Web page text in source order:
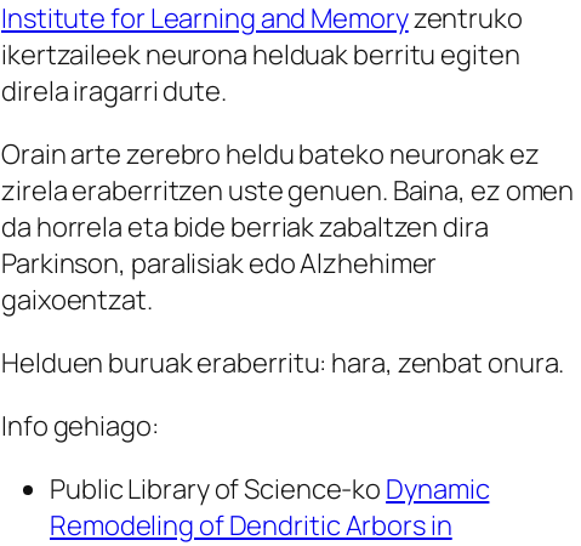
Institute for Learning and Memoryzentruko
ikertzaileek neurona helduak berritu egiten
direla iragarri dute.
Orain arte zerebro heldu bateko neuronak ez
zirela eraberritzen uste genuen. Baina, ez omen
da horrela eta bide berriak zabaltzen dira
Parkinson, paralisiak edo Alzhehimer
gaixoentzat.
Helduen buruak eraberritu: hara, zenbat onura.
Info gehiago:
Public Library of Science-ko Dynamic
Remodeling of Dendritic Arbors in